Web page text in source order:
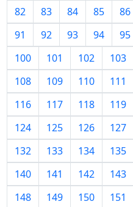
82
83 84 85 86
91
92 93 94 95
100
101 102 103
108
109 110 111
116
117 118 119
124
125 126 127
132
133 134 135
140
141 142 143
148
149 150 151